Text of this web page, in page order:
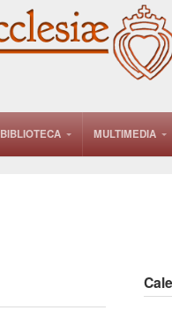
BIBLIOTECA MULTIMEDIA